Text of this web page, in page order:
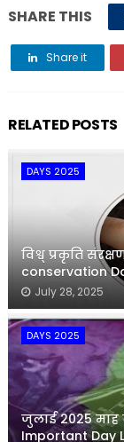
SHARE THIS
Share it
RELATED POSTS
DAYS 2025
विश्व् प्रकृति
conservation
July 28, 2025
DAYS 2025
जुलाई 2025 माह
Important Day